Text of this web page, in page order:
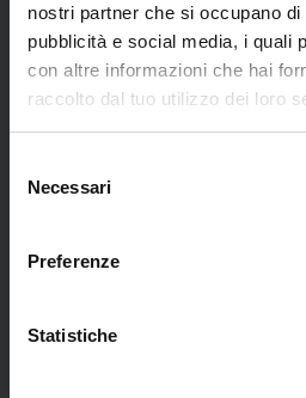
nostri partner che si occupano
pubblicità e social media, i quali
con altre informazioni che hai
raccolto dal tuo utilizzo dei loro
delNecessari
Preferenze
Statistiche
SCOPRI I NOSTRI CENTRI
Chi siamo
Meccanica